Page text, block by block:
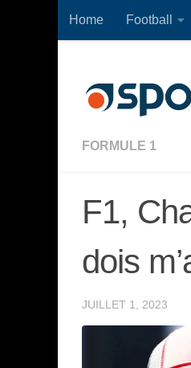
Skip to content
Home Football
FORMULE 1
F1,
dois
JUILLET 1, 2023